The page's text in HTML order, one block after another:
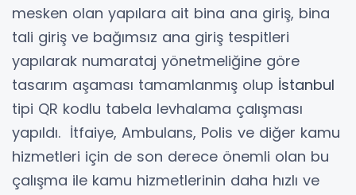
mesken olan yapılara ait bina ana giriş, bina
tali giriş ve bağımsız ana giriş tespitleri
yapılarak numarataj yönetmeliğine göre
tasarım aşaması tamamlanmış olup İstanbul
tipi QR kodlu tabela levhalama çalışması
yapıldı. İtfaiye, Ambulans, Polis ve diğer kamu
hizmetleri için de son derece önemli olan bu
çalışma ile kamu hizmetlerinin daha hızlı ve